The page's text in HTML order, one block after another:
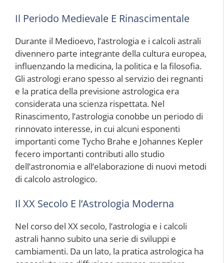
Il Periodo Medievale E Rinascimentale
Durante il Medioevo, l’astrologia e i calcoli astrali
divennero parte integrante della cultura europea,
influenzando la medicina, la politica e la filosofia.
Gli astrologi erano spesso al servizio dei regnanti
e la pratica della previsione astrologica era
considerata una scienza rispettata. Nel
Rinascimento, l’astrologia conobbe un periodo di
rinnovato interesse, in cui alcuni esponenti
importanti come Tycho Brahe e Johannes Kepler
fecero importanti contributi allo studio
dell’astronomia e all’elaborazione di nuovi metodi
di calcolo astrologico.
Il XX Secolo E l’Astrologia Moderna
Nel corso del XX secolo, l’astrologia e i calcoli
astrali hanno subito una serie di sviluppi e
cambiamenti. Da un lato, la pratica astrologica ha